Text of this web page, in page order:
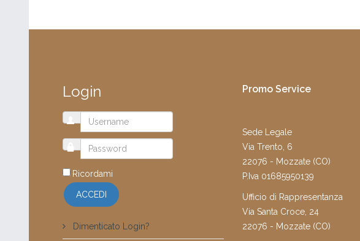
Login
Ricordami
ACCEDI
Dimenticato Login?
Promo Service
Sede Legale
Via Trento, 6
22076 - Mozzate (CO)
P.Iva 01685950139
Ufficio di Rappresentanza
Via Santa Croce, 24
22076 - Mozzate (CO)